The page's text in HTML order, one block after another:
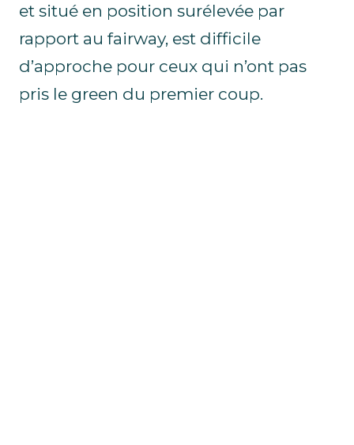
et situé en position surélevée par
rapport au fairway, est difficile
d’approche pour ceux qui n’ont pas
pris le green du premier coup.